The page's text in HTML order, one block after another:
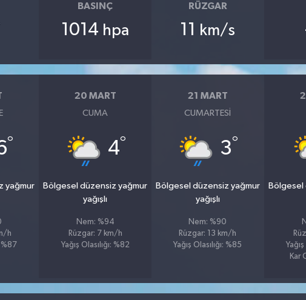
BASINÇ
1014 hpa
RÜZGAR
11 km/s
°
yağmur
h
%87
20 MART
CUMA
4°
Bölgesel düzensiz yağmur
yağışlı
Nem: %94
Rüzgar: 7 km/h
Yağış Olasılığı: %82
21 MART
CUMARTESI
3°
Bölgesel düzensiz yağmur
yağışlı
Nem: %90
Rüzgar: 13 km/h
Yağış Olasılığı: %85
Bölgesel
Kar